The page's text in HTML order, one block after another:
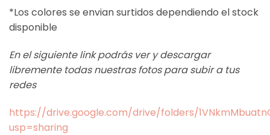
*Los colores se envian surtidos dependiendo el stock
disponible
En el siguiente link podrás ver y descargar
libremente todas nuestras fotos para subir a tus
redes
https://drive.google.com/drive/folders/
usp=sharing